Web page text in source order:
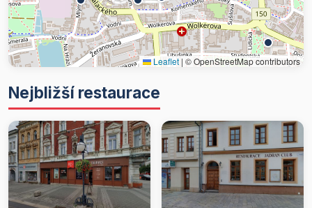
Leaflet | © OpenStreetMap contributors
Nejbližší restaurace